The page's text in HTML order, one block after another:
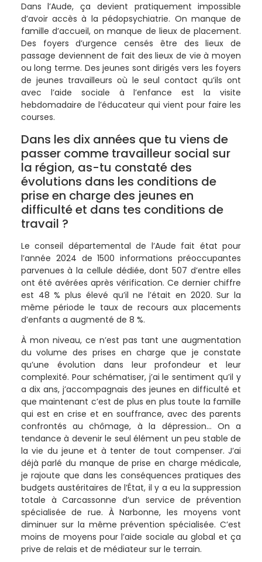
Dans l’Aude, ça devient pratiquement impossible
d’avoir accès à la pédopsychiatrie. On manque de
famille d’accueil, on manque de lieux de placement.
Des foyers d’urgence censés être des lieux de
passage deviennent de fait des lieux de vie à moyen
ou long terme. Des jeunes sont dirigés vers les foyers
de jeunes travailleurs où le seul contact qu’ils ont
avec l’aide sociale à l’enfance est la visite
hebdomadaire de l’éducateur qui vient pour faire les
courses.
Dans les dix années que tu viens de
passer comme travailleur social sur
la région, as-tu constaté des
évolutions dans les conditions de
prise en charge des jeunes en
difficulté et dans tes conditions de
travail ?
Le conseil départemental de l’Aude fait état pour
l’année 2024 de 1500 informations préoccupantes
parvenues à la cellule dédiée, dont 507 d’entre elles
ont été avérées après vérification. Ce dernier chiffre
est 48 % plus élevé qu’il ne l’était en 2020. Sur la
même période le taux de recours aux placements
d’enfants a augmenté de 8 %.
À mon niveau, ce n’est pas tant une augmentation
du volume des prises en charge que je constate
qu’une évolution dans leur profondeur et leur
complexité. Pour schématiser, j’ai le sentiment qu’il y
a dix ans, j’accompagnais des jeunes en difficulté et
que maintenant c’est de plus en plus toute la famille
qui est en crise et en souffrance, avec des parents
confrontés au chômage, à la dépression… On a
tendance à devenir le seul élément un peu stable de
la vie du jeune et à tenter de tout compenser. J’ai
déjà parlé du manque de prise en charge médicale,
je rajoute que dans les conséquences pratiques des
budgets austéritaires de l’État, il y a eu la suppression
totale à Carcassonne d’un service de prévention
spécialisée de rue. À Narbonne, les moyens vont
diminuer sur la même prévention spécialisée. C’est
moins de moyens pour l’aide sociale au global et ça
prive de relais et de médiateur sur le terrain.